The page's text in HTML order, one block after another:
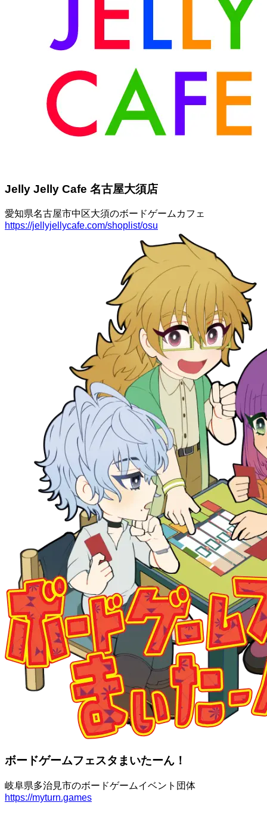
Jelly Jelly Cafe 名古屋大須店
愛知県名古屋市中区大須のボードゲームカフェ
https://jellyjellycafe.com/shoplist/osu
ボードゲームフェスタまいたーん！
岐阜県多治見市のボードゲームイベント団体
https://myturn.games